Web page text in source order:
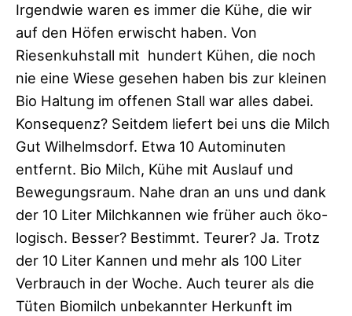
Irgendwie waren es immer die Kühe, die wir
auf den Höfen erwischt haben. Von
Riesenkuhstall mit hundert Kühen, die noch
nie eine Wiese gesehen haben bis zur kleinen
Bio Haltung im offenen Stall war alles dabei.
Konsequenz? Seitdem liefert bei uns die Milch
Gut Wilhelmsdorf. Etwa 10 Autominuten
entfernt. Bio Milch, Kühe mit Auslauf und
Bewegungsraum. Nahe dran an uns und dank
der 10 Liter Milchkannen wie früher auch öko-
logisch. Besser? Bestimmt. Teurer? Ja. Trotz
der 10 Liter Kannen und mehr als 100 Liter
Verbrauch in der Woche. Auch teurer als die
Tüten Biomilch unbekannter Herkunft im